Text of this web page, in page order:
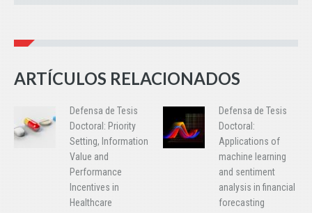
ARTÍCULOS RELACIONADOS
Defensa de Tesis
Doctoral: Priority
Setting, Information
Value and
Performance
Incentives in
Healthcare
Defensa de Tesis
Doctoral:
Applications of
machine learning
and sentiment
analysis in financial
forecasting